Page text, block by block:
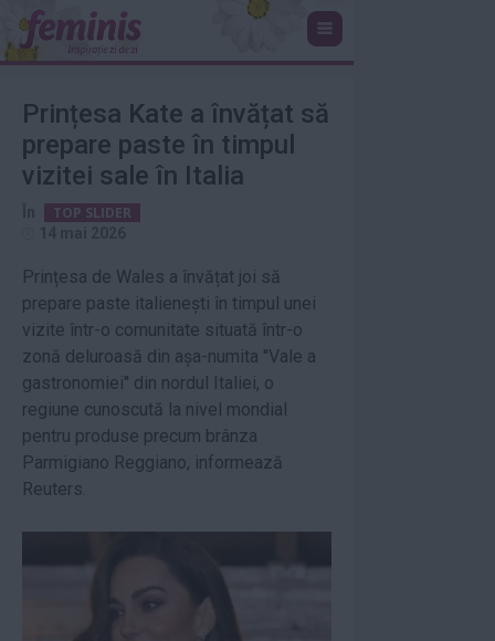
Prințesa Kate a învățat să
prepare paste în timpul
vizitei sale în Italia
TOP SLIDER
Prințesa de Wales a învățat joi să
prepare paste italienești în timpul unei
vizite într-o comunitate situată într-o
zonă deluroasă din așa-numita ''Vale a
gastronomiei'' din nordul Italiei, o
regiune cunoscută la nivel mondial
pentru produse precum brânza
Parmigiano Reggiano, informează
Reuters.